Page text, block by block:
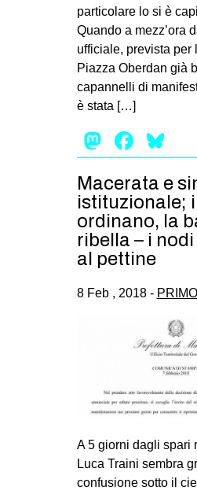
particolare lo si è
Quando a mezz’ora
ufficiale, prevista per
Piazza Oberdan già
capannelli di
è stata […]
Macerata e
istituzionale;
ordinano, la
ribella – i
al pettine
8 Feb , 2018 -
A 5 giorni dagli spari
Luca Traini sembra
confusione sotto il